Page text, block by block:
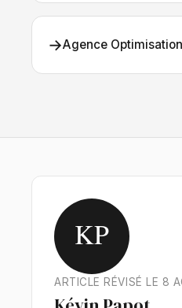
→Agence
KP
ARTICLE RÉVISÉ LE 8